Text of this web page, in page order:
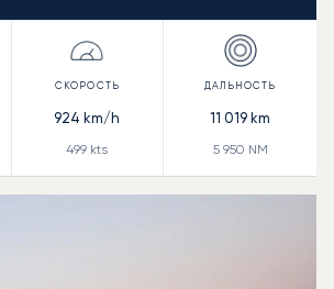
924 km/h
499 kts
11 019 km
5 950 NM